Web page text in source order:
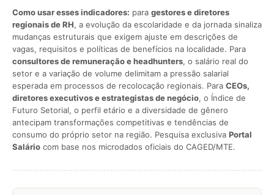
Como usar esses indicadores: para gestores e diretores
regionais de RH, a evolução da escolaridade e da jornada sinaliza
mudanças estruturais que exigem ajuste em descrições de
vagas, requisitos e políticas de benefícios na localidade. Para
consultores de remuneração e headhunters, o salário real do
setor e a variação de volume delimitam a pressão salarial
esperada em processos de recolocação regionais. Para CEOs,
diretores executivos e estrategistas de negócio, o Índice de
Futuro Setorial, o perfil etário e a diversidade de gênero
antecipam transformações competitivas e tendências de
consumo do próprio setor na região. Pesquisa exclusiva Portal
Salário com base nos microdados oficiais do CAGED/MTE.